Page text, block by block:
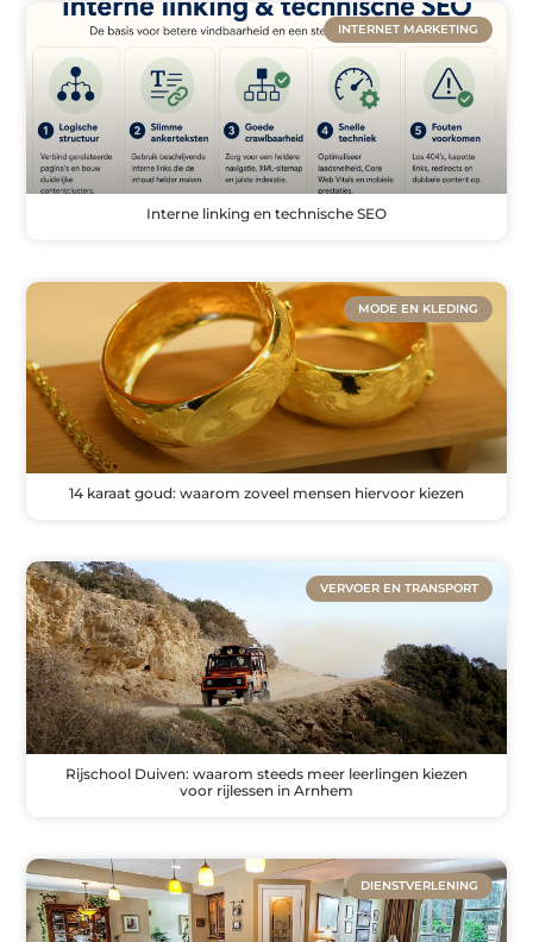
INTERNET MARKETING
Interne linking en technische SEO
MODE EN KLEDING
14 karaat goud: waarom zoveel mensen hiervoor kiezen
VERVOER EN TRANSPORT
Rijschool Duiven: waarom steeds meer leerlingen kiezen
voor rijlessen in Arnhem
DIENSTVERLENING